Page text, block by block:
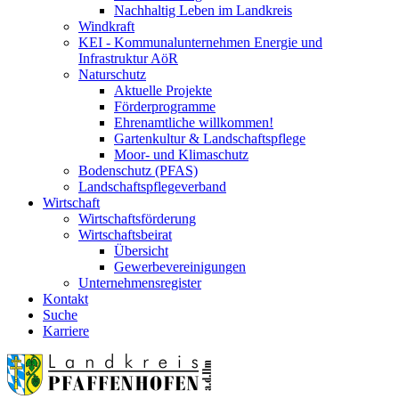
Nachhaltig Leben im Landkreis
Windkraft
KEI - Kommunalunternehmen Energie und
Infrastruktur AöR
Naturschutz
Aktuelle Projekte
Förderprogramme
Ehrenamtliche willkommen!
Gartenkultur & Landschaftspflege
Moor- und Klimaschutz
Bodenschutz (PFAS)
Landschaftspflegeverband
Wirtschaft
Wirtschaftsförderung
Wirtschaftsbeirat
Übersicht
Gewerbevereinigungen
Unternehmensregister
Kontakt
Suche
Karriere